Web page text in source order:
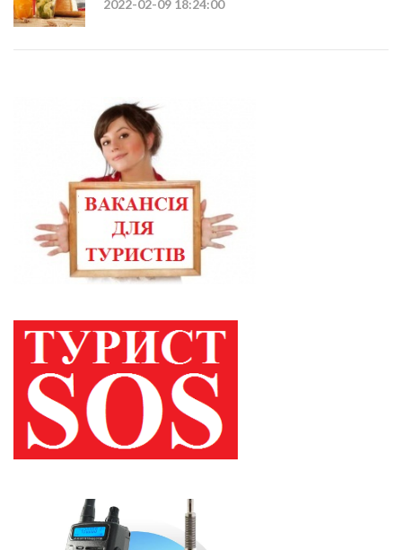
2022-02-09 18:24:00